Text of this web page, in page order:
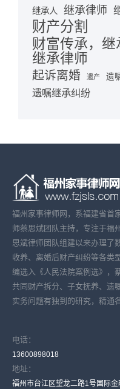
继承人 继承律师
财产分割
财富传承，继
继承律师
起诉离婚 遗产 遗
遗嘱继承纠纷
福州家事律师网，系福建省首
师蔡思斌团队主持，专注于福
思斌律师团队组建以来办理了
收养、离婚后财产纠纷等各类
编选入《人民法院案例选》，
共同财产拆分、子女抚养、遗
实务问题有独到的研究，精通
电话：
13600898018
地址：
福州市台江区望龙二路1号国际